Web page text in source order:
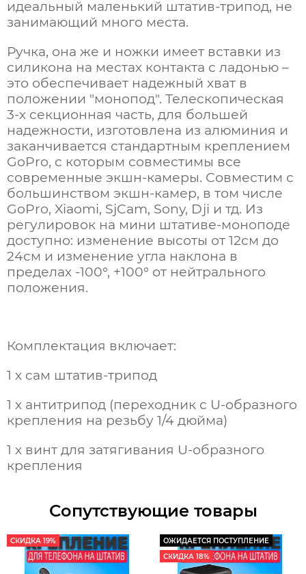
идеальный маленький штатив-трипод, не
занимающий много места.
Ручка, она же и ножки имеет вставки из
силикона на местах контакта с ладонью –
это обеспечивает надежный хват в
положении "монопод". Телескопическая
3-х секционная часть, для большей
надежности, изготовлена из алюминия и
заканчивается стандартным креплением
GoPro, с которым совместимы все
современные экшн-камеры. Совместим с
большинством экшн-камер, в том числе
GoPro, Xiaomi, SjCam, Sony, Dji и тд. Из
регулировок на мини штативе-моноподе
доступно: изменение высоты от 12см до
24см и изменение угла наклона в
пределах -100°, +100° от нейтрального
положения.
Комплектация включает:
1 x сам штатив-трипод
1 x антитрипод (переходник с U-образного
крепления на резьбу 1/4 дюйма)
1 x винт для затягивания U-образного
крепления
Сопутствующие товары
СКИДКА 19%
ОЖИДАЕТСЯ ПОСТУПЛЕНИЕ
СКИДКА 18%